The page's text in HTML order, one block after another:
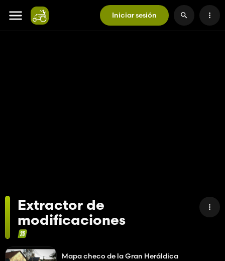
Iniciar sesión
Extractor de
modificaciones
Mapa checo de la Gran Heráldica